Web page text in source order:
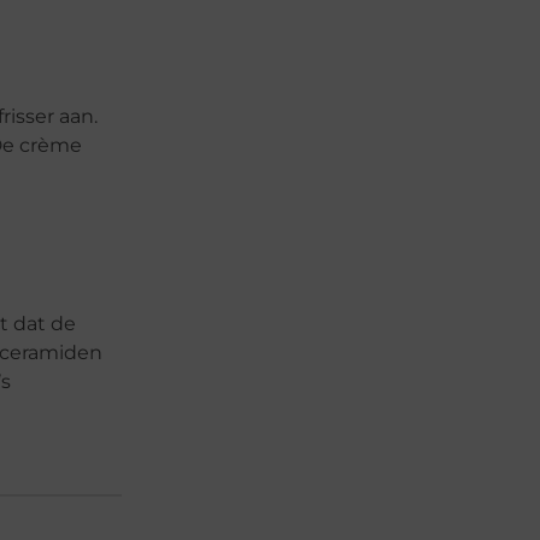
aan.
crème
dat de